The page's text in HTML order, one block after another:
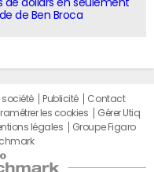
de dollars en seulement
de Ben Broca
société Publicité
Contact
les cookies
Gérer Utiq
légales
Groupe Figaro